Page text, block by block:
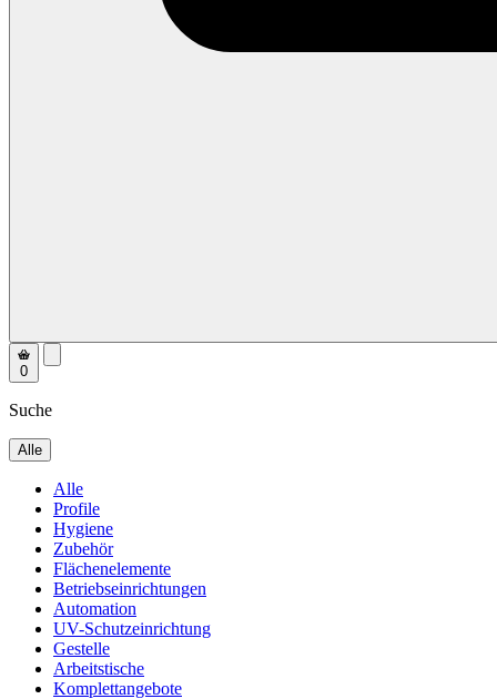
0
Suche
Alle
Alle
Profile
Hygiene
Zubehör
Flächenelemente
Betriebseinrichtungen
Automation
UV-Schutzeinrichtung
Gestelle
Arbeitstische
Komplettangebote